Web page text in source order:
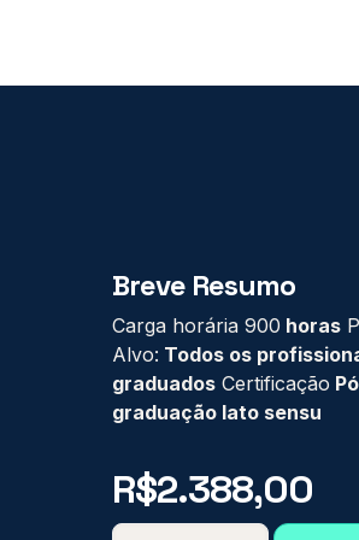
Breve Resumo
Carga horária 900 horas
Alvo: Todos os
graduados Certificação
graduação lato sensu
R$2.388,00